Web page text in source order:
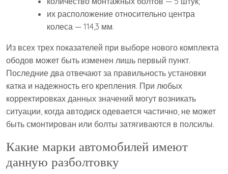
их расположение относительно центра
колеса — 114,3 мм.
Из всех трех показателей при выборе нового комплекта
ободов может быть изменен лишь первый пункт.
Последние два отвечают за правильность установки
катка и надежность его крепления. При любых
корректировках данных значений могут возникать
ситуации, когда автодиск одевается частично, не может
быть смонтирован или болты затягиваются в полсилы.
Какие марки автомобилей имеют
данную разболтовку